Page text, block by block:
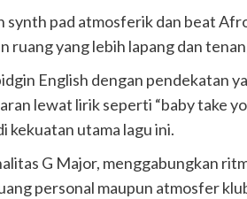
synth pad atmosferik dan beat
yang lebih lapang dan
English dengan pendekatan
lewat lirik seperti “baby take
kekuatan utama lagu ini.
G Major, menggabungkan
personal maupun atmosfer